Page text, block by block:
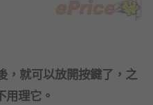
，就可以放開按鍵了，之
理它。